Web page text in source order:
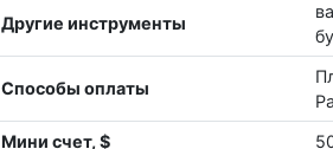
Другие инструменты
Способы оплаты
Мини счет, $